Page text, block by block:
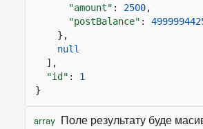
"amount" : 2500,
"postBalance" :
},
null
],
"id" :
1
}
array Поле результату буде